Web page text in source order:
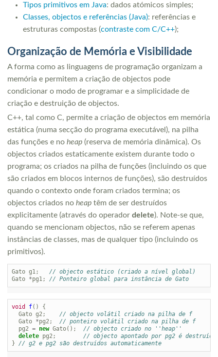
Tipos primitivos em Java: dados atómicos simples;
Classes, objectos e referências (Java): referências e
estruturas compostas (contraste com C/C++);
Organização de Memória e Visibilidade
A forma como as linguagens de programação organizam a
memória e permitem a criação de objectos pode
condicionar o modo de programar e a simplicidade de
criação e destruição de objectos.
C++, tal como C, permite a criação de objectos em memória
estática (numa secção do programa executável), na pilha
das funções e no heap (reserva de memória dinâmica). Os
objectos criados estaticamente existem durante todo o
programa; os criados na pilha de funções (incluindo os que
são criados em blocos internos de funções), são destruídos
quando o contexto onde foram criados termina; os
objectos criados no heap têm de ser destruídos
explicitamente (através do operador delete). Note-se que,
quando se mencionam objectos, não se referem apenas
instâncias de classes, mas de qualquer tipo (incluindo os
primitivos).
Gato g1;
// objecto estático (criado a nível global)
Gato *pg1; // Ponteiro global para instância de Gato
void f()
{
Gato g2;
// objecto volátil criado na pilha de f
Gato *pg2;
// ponteiro volátil criado na pilha de f
pg2 = new Gato();
// objecto criado no ''heap''
delete pg2;
// objecto apontado por pg2 é destruído
} // g2 e pg2 são destruídos automaticamente